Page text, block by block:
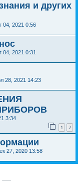
и других
04, 2021 0:56
04, 2021 0:31
28, 2021 14:23
3:34
1 2
27, 2020 13:58